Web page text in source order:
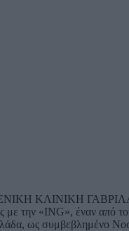
ΚΛΙΝΙΚΗ
με την «ING», έναν από
ως συμβεβλημένο